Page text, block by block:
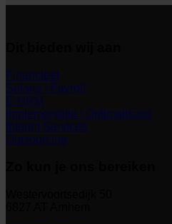
Financieel
Salaris | Payroll
E-HRM
Implementatie | Optimalisatie
Interim Services
Outsourcing